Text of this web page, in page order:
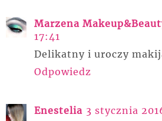
Marzena
17:41
Delikatny i uroczy
Odpowiedz
Enestelia 3 stycznia